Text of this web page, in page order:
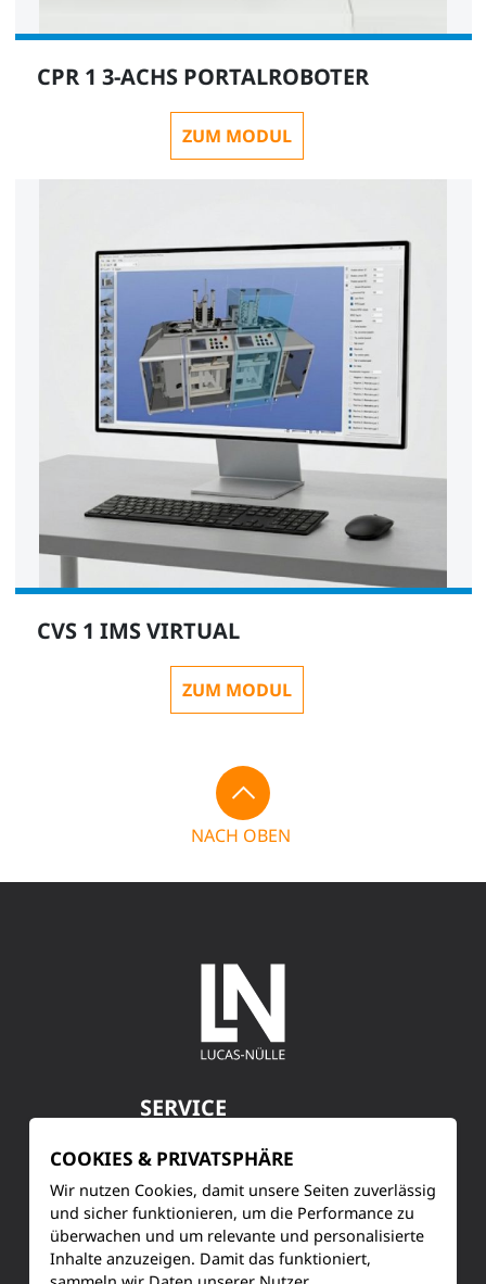
CPR 1 3-ACHS PORTALROBOTER
ZUM MODUL
CVS 1 IMS VIRTUAL
ZUM MODUL
NACH OBEN
SERVICE
Kundenservice
Produktinformationen
Training & Schulung
COOKIES & PRIVATSPHÄRE
Wir nutzen Cookies, damit unsere Seiten zuverlässig
und sicher funktionieren, um die Performance zu
überwachen und um relevante und personalisierte
Inhalte anzuzeigen. Damit das funktioniert,